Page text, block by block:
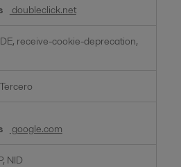
doubleclick.net
receive-cookie-deprecation,
Tercero
google.com
NID